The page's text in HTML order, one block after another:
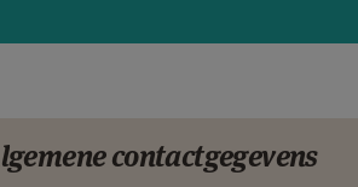
contactgegevens